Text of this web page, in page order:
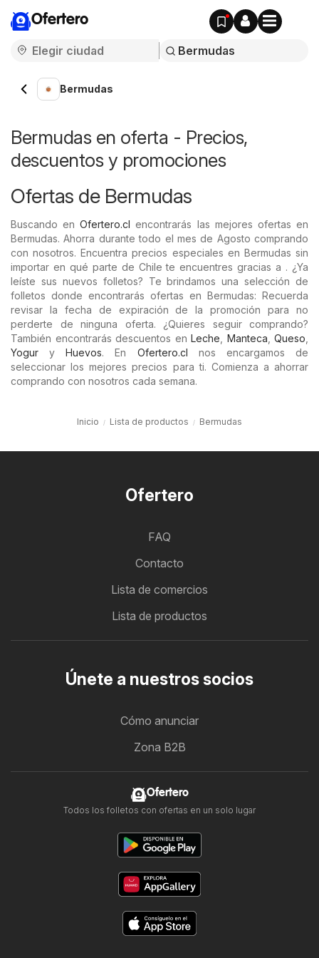
Ofertero
Bermudas
Bermudas en oferta - Precios,
descuentos y promociones
Ofertas de Bermudas
Buscando enOfertero.cl encontrarás las mejores ofertas en
Bermudas. Ahorra durante todo el mes de Agosto comprando
con nosotros. Encuentra precios especiales en Bermudas sin
importar en qué parte de Chile te encuentres gracias a . ¿Ya
leíste sus nuevos folletos? Te brindamos una selección de
folletos donde encontrarás ofertas en Bermudas: Recuerda
revisar la fecha de expiración de la promoción para no
perderte de ninguna oferta. ¿Quieres seguir comprando?
También encontrarás descuentos en Leche Manteca Queso
Yogur yHuevos. En Ofertero.cl nos encargamos de
seleccionar los mejores precios para ti. Comienza a ahorrar
comprando con nosotros cada semana.
Inicio Lista de productos Bermudas
Ofertero
FAQ
Contacto
Lista de comercios
Lista de productos
Únete a nuestros socios
Cómo anunciar
Zona B2B
Ofertero
Todos los folletos con ofertas en un solo lugar